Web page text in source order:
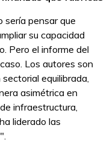
sería pensar que
su capacidad
Pero el informe del
Los autores son
equilibrada,
asimétrica en
infraestructura,
liderado las